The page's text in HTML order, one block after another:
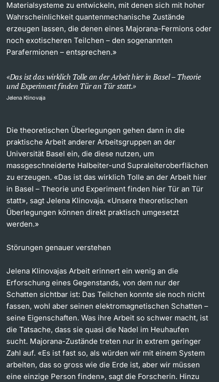
Materialsysteme zu entwickeln, mit denen sich mit hoher
Wahrscheinlichkeit quantenmechanische Zustände
erzeugen lassen, die denen eines Majorana-Fermions oder
noch exotischeren Teilchen – den sogenannten
Parafermionen – entsprechen.»
Das ist das wirklich Tolle an der Arbeit hier in Basel – Theorie
und Experiment finden Tür an Tür statt.
Jelena Klinovaja
Die theoretischen Überlegungen gehen dann in die
praktische Arbeit anderer Arbeitsgruppen an der
Universität Basel ein, die diese nutzen, um
massgeschneiderte Halbeiter-und Supraleiteroberflächen
zu erzeugen. «Das ist das wirklich Tolle an der Arbeit hier
in Basel – Theorie und Experiment finden hier Tür an Tür
statt», sagt Jelena Klinovaja. «Unsere theoretischen
Überlegungen können direkt praktisch umgesetzt
werden.»
Störungen genauer verstehen
Jelena Klinovajas Arbeit erinnert ein wenig an die
Erforschung eines Gegenstands, von dem nur der
Schatten sichtbar ist: Das Teilchen konnte sie noch nicht
fassen, wohl aber seinen elektromagnetischen Schatten –
seine Eigenschaften. Was ihre Arbeit so schwer macht, ist
die Tatsache, dass sie quasi die Nadel im Heuhaufen
sucht. Majorana-Zustände treten nur in extrem geringer
Zahl auf. «Es ist fast so, als würden wir mit einem System
arbeiten, das so gross wie die Erde ist, aber wir müssen
eine einzige Person finden», sagt die Forscherin. Hinzu